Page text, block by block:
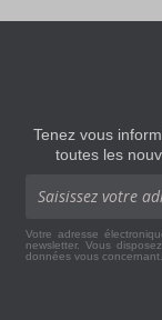
Tenez vous
toutes les
Votre adresse
newsletter. Vous
données vous concernant.